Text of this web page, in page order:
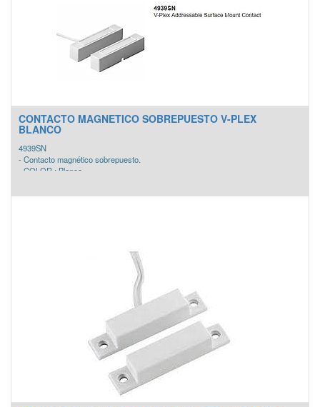
CONTACTO MAGNETICO SOBREPUESTO V-PLEX
BLANCO
4939SN
- Contacto magnético sobrepuesto.
- COLOR : Blanco